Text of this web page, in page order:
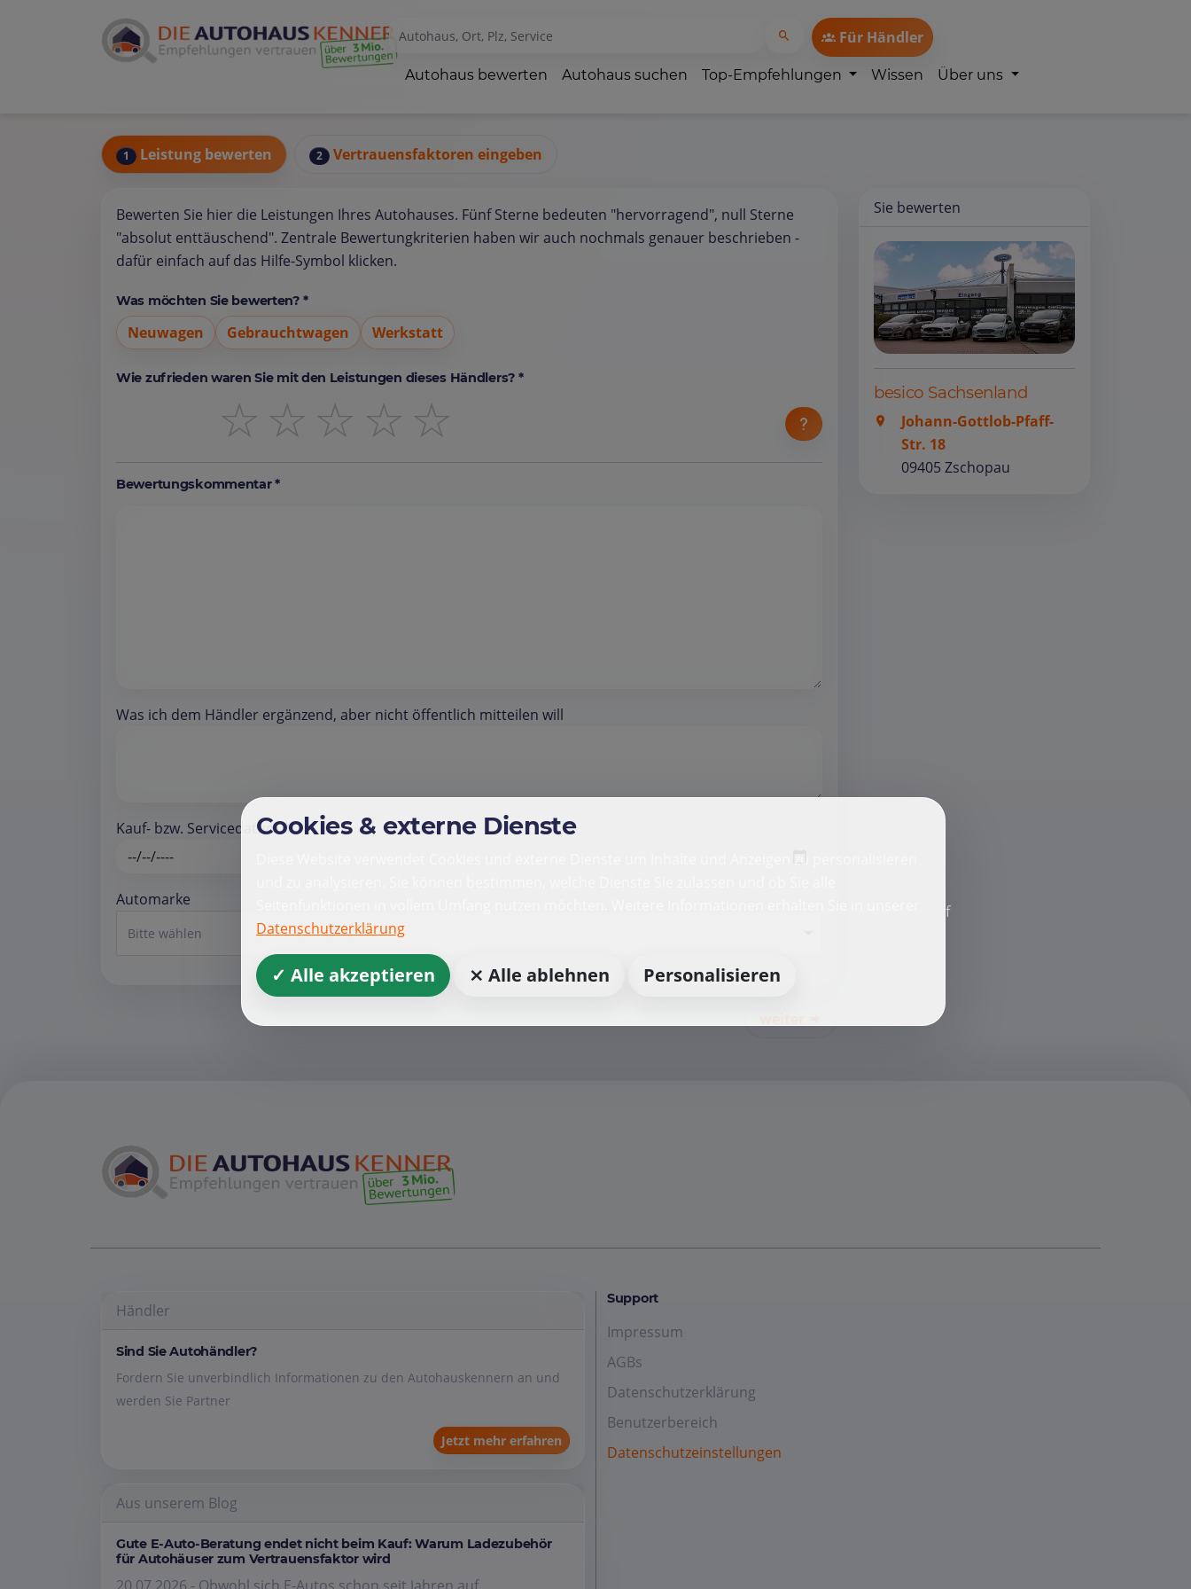
Für Händler
Autohaus bewerten Autohaus suchen Top-Empfehlungen Wissen Über uns
Sie bewerten
besico Sachsenland
Johann-Gottlob-Pfaff-
Str. 18
09405 Zschopau
1 Leistung bewerten 2 Vertrauensfaktoren eingeben
Bewerten Sie hier die Leistungen Ihres Autohauses. Fünf Sterne bedeuten "hervorragend", null Sterne
"absolut enttäuschend". Zentrale Bewertungkriterien haben wir auch nochmals genauer beschrieben -
dafür einfach auf das Hilfe-Symbol klicken.
Was möchten Sie bewerten? *
Neuwagen Gebrauchtwagen Werkstatt
Wie zufrieden waren Sie mit den Leistungen dieses Händlers? *
☆
☆
☆
☆
☆
Bewertungskommentar *
Was ich dem Händler ergänzend, aber nicht öffentlich mitteilen will
Kauf- bzw. Servicedatum *
Automarke
Bitte wählen
Händler
Sind Sie Autohändler?
Fordern Sie unverbindlich Informationen zu den Autohauskennern an und
werden Sie Partner
Jetzt mehr erfahren
Aus unserem Blog
Gute E-Auto-Beratung endet nicht beim Kauf: Warum Ladezubehör
für Autohäuser zum Vertrauensfaktor wird
Support
Impressum
AGBs
Datenschutzerklärung
Benutzerbereich
Datenschutzeinstellungen
Cookies & externe Dienste
Diese Website verwendet Cookies und externe Dienste um Inhalte und Anzeigen zu personalisieren
Datenschutzerklärung
✓ Alle akzeptieren ⨯ Alle ablehnen Personalisieren
f